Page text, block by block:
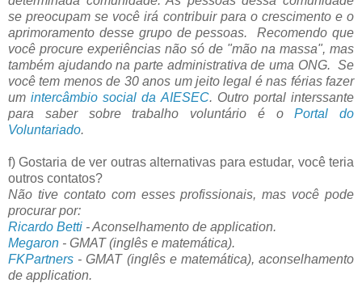
se preocupam se você irá contribuir para o crescimento e o
aprimoramento desse grupo de pessoas.Recomendo que
você procure experiências não só de "mão na massa", mas
também ajudando na parte administrativa de uma ONG. Se
você tem menos de 30 anos um jeito legal é nas férias fazer
um intercâmbio social da AIESEC. Outro portal interssante
para saber sobre trabalho voluntário é oPortal do
Voluntariado.
f) Gostaria de ver outras alternativas para estudar, você teria
outros contatos?
Não tive contato com esses profissionais, mas você pode
procurar por:
Ricardo Betti - Aconselhamento de application.
Megaron - GMAT (inglês e matemática).
FKPartners - GMAT (inglês e matemática), aconselhamento
de application.